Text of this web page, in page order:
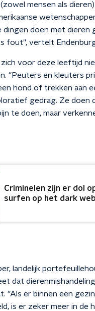
mensen als
dingen doen met dieren
fout'', vertelt
voor deze leeftijd
''Peuters en kleuters
hond of trekken aan
gedrag. Ze doen
te doen, maar
Criminelen zijn er dol
surfen op het dark
landelijk
dat
''Als er binnen een
is er zeker meer in de